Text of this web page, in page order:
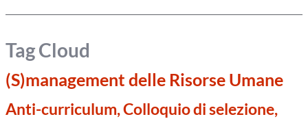
Tag Cloud
(S)management delle Risorse Umane
Anti-curriculum, Colloquio di selezione,